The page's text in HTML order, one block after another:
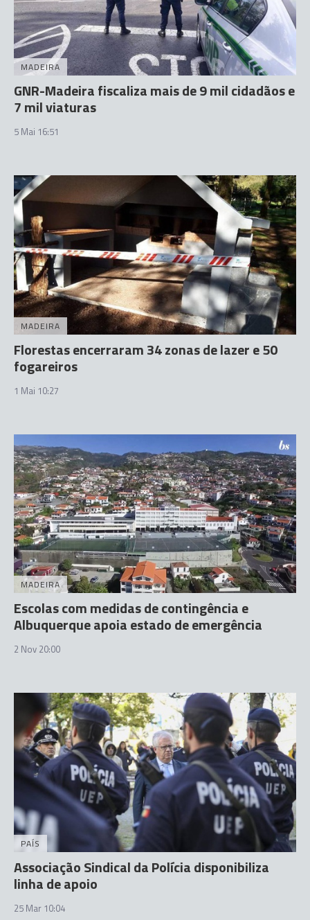
MADEIRA
GNR-Madeira fiscaliza mais de 9 mil cidadãos e
7 mil viaturas
5 Mai 16:51
MADEIRA
Florestas encerraram 34 zonas de lazer e 50
fogareiros
1 Mai 10:27
MADEIRA
Escolas com medidas de contingência e
Albuquerque apoia estado de emergência
2 Nov 20:00
PAÍS
Associação Sindical da Polícia disponibiliza
linha de apoio
25 Mar 10:04